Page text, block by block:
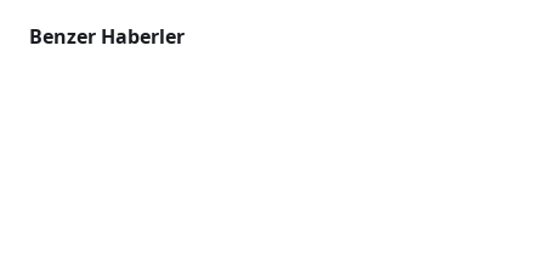
Benzer Haberler